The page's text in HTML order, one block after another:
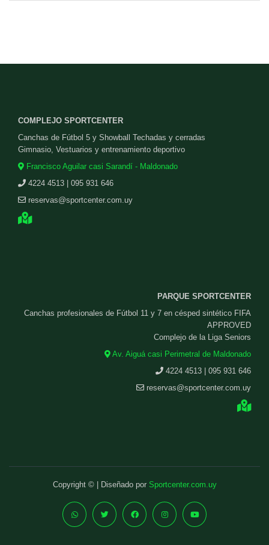
COMPLEJO SPORTCENTER
Canchas de Fútbol 5 y Showball Techadas y cerradas
Gimnasio, Vestuarios y entrenamiento deportivo
Francisco Aguilar casi Sarandí - Maldonado
4224 4513 | 095 931 646
reservas@sportcenter.com.uy
PARQUE SPORTCENTER
Canchas profesionales de Fútbol 11 y 7 en césped sintético FIFA
APPROVED
Complejo de la Liga Seniors
Av. Aiguá casi Perimetral de Maldonado
4224 4513 | 095 931 646
reservas@sportcenter.com.uy
Copyright © | Diseñado por Sportcenter.com.uy